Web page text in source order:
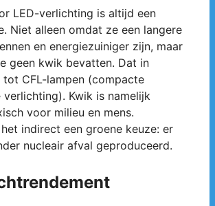
LED-verlichting is altijd een
Niet alleen omdat ze een langere
en energiezuiniger zijn, maar
geen kwik bevatten. Dat in
CFL-lampen (compacte
Kwik is namelijk
voor milieu en mens.
indirect een groene keuze: er
nucleair afval geproduceerd.